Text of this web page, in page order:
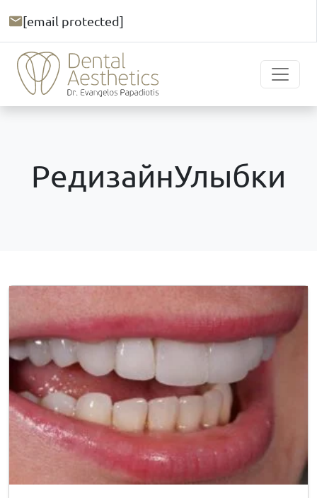
[email protected]
РедизайнУлыбки